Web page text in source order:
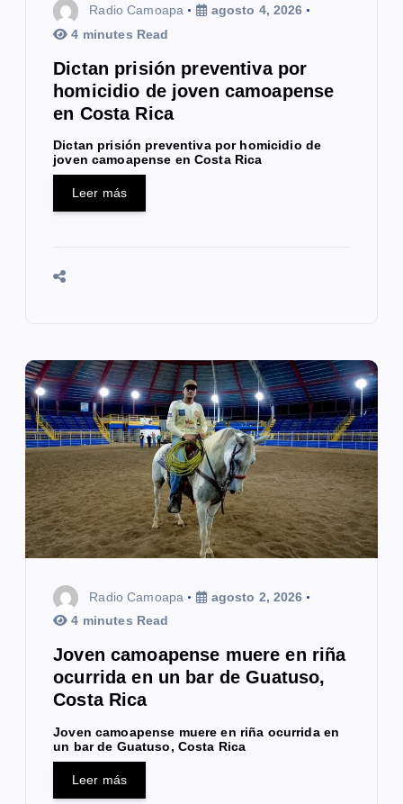
Radio Camoapa
agosto 4, 2026
4 minutes Read
Dictan prisión preventiva por
homicidio de joven camoapense
en Costa Rica
Dictan prisión preventiva por homicidio de
joven camoapense en Costa Rica
Leer más
Radio Camoapa
agosto 2, 2026
4 minutes Read
Joven camoapense muere en riña
ocurrida en un bar de Guatuso,
Costa Rica
Joven camoapense muere en riña ocurrida en
un bar de Guatuso, Costa Rica
Leer más